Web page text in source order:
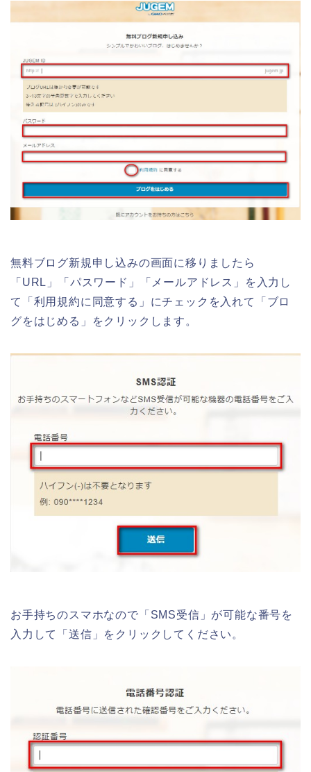
無料ブログ新規申し込みの画面に移りましたら
「URL」「パスワード」「メールアドレス」を入力し
て「利用規約に同意する」にチェックを入れて「ブロ
グをはじめる」をクリックします。
お手持ちのスマホなので「SMS受信」が可能な番号を
入力して「送信」をクリックしてください。